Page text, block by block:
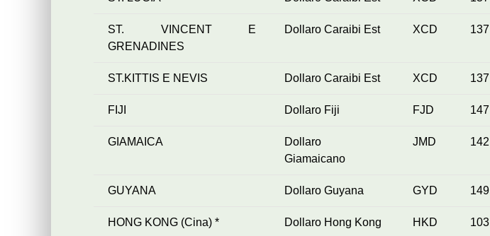
ST. VINCENT E
GRENADINES
Dollaro Caraibi Est XCD 137
ST.KITTIS E NEVIS Dollaro Caraibi Est XCD 137
FIJI Dollaro Fiji FJD 147
GIAMAICA
Dollaro
Giamaicano
JMD 142
GUYANA Dollaro Guyana GYD 149
HONG KONG (Cina) * Dollaro Hong Kong HKD 103